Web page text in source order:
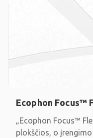
Ecophon Focus™
„Ecophon Focus™
plokščios, o